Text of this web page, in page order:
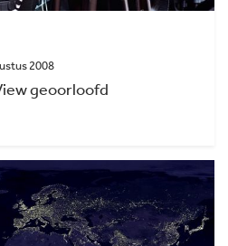
2008
geoorloofd